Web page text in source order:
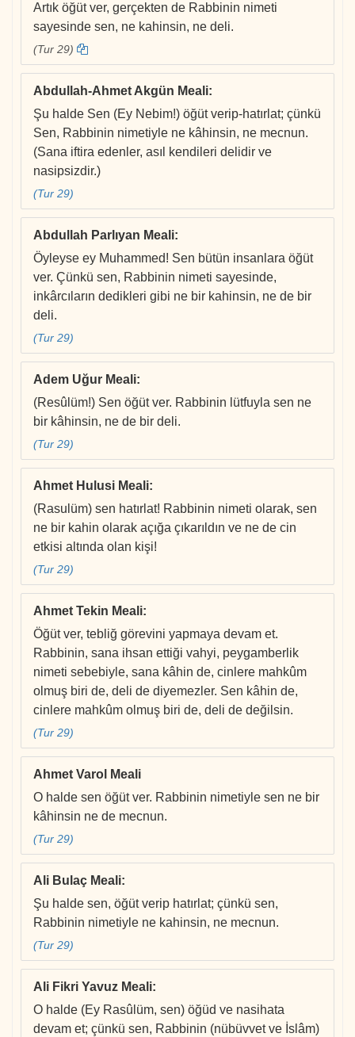
Artık öğüt ver, gerçekten de Rabbinin nimeti
sayesinde sen, ne kahinsin, ne deli.
(Tur 29)
Abdullah-Ahmet Akgün Meali:
Şu halde Sen (Ey Nebim!) öğüt verip-hatırlat; çünkü
Sen, Rabbinin nimetiyle ne kâhinsin, ne mecnun.
(Sana iftira edenler, asıl kendileri delidir ve
nasipsizdir.)
(Tur 29)
Abdullah Parlıyan Meali:
Öyleyse ey Muhammed! Sen bütün insanlara öğüt
ver. Çünkü sen, Rabbinin nimeti sayesinde,
inkârcıların dedikleri gibi ne bir kahinsin, ne de bir
deli.
(Tur 29)
Adem Uğur Meali:
(Resûlüm!) Sen öğüt ver. Rabbinin lütfuyla sen ne
bir kâhinsin, ne de bir deli.
(Tur 29)
Ahmet Hulusi Meali:
(Rasulüm) sen hatırlat! Rabbinin nimeti olarak, sen
ne bir kahin olarak açığa çıkarıldın ve ne de cin
etkisi altında olan kişi!
(Tur 29)
Ahmet Tekin Meali:
Öğüt ver, tebliğ görevini yapmaya devam et.
Rabbinin, sana ihsan ettiği vahyi, peygamberlik
nimeti sebebiyle, sana kâhin de, cinlere mahkûm
olmuş biri de, deli de diyemezler. Sen kâhin de,
cinlere mahkûm olmuş biri de, deli de değilsin.
(Tur 29)
Ahmet Varol Meali
O halde sen öğüt ver. Rabbinin nimetiyle sen ne bir
kâhinsin ne de mecnun.
(Tur 29)
Ali Bulaç Meali:
Şu halde sen, öğüt verip hatırlat; çünkü sen,
Rabbinin nimetiyle ne kahinsin, ne mecnun.
(Tur 29)
Ali Fikri Yavuz Meali:
O halde (Ey Rasûlüm, sen) öğüd ve nasihata
devam et; çünkü sen, Rabbinin (nübüvvet ve İslâm)